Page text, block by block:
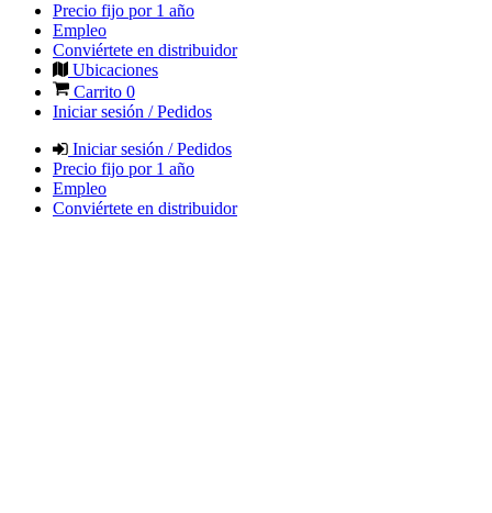
Precio fijo por 1 año
Empleo
Conviértete en distribuidor
Ubicaciones
Carrito 0
Iniciar sesión / Pedidos
Iniciar sesión / Pedidos
Precio fijo por 1 año
Empleo
Conviértete en distribuidor